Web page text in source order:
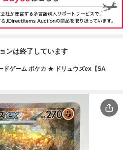
ンは終了しています
ゲーム ポケカ ★ ドリュウズex【SA